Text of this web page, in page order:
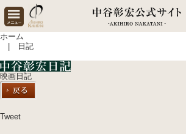
ホーム
| 日記
映画日記
Tweet